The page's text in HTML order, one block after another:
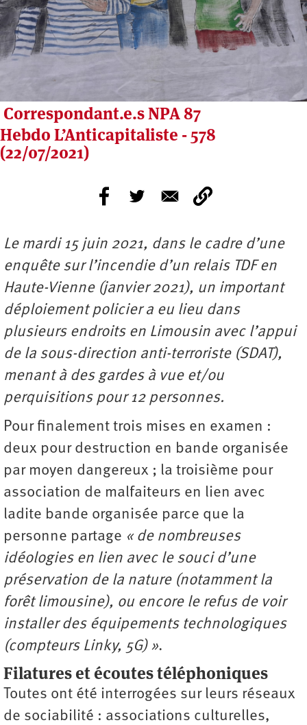
Correspondant.e.s NPA 87
Hebdo L’Anticapitaliste - 578
(22/07/2021)
Le mardi 15 juin 2021, dans le cadre d’une
enquête sur l’incendie d’un relais TDF en
Haute-Vienne (janvier 2021), un important
déploiement policier a eu lieu dans
plusieurs endroits en Limousin avec l’appui
de la sous-direction anti-terroriste (SDAT),
menant à des gardes à vue et/ou
perquisitions pour 12 personnes.
Pour finalement trois mises en examen :
deux pour destruction en bande organisée
par moyen dangereux ; la troisième pour
association de malfaiteurs en lien avec
ladite bande organisée parce que la
personne partage « de nombreuses
idéologies en lien avec le souci d’une
préservation de la nature (notamment la
forêt limousine), ou encore le refus de voir
installer des équipements technologiques
(compteurs Linky, 5G) ».
Filatures et écoutes téléphoniques
Toutes ont été interrogées sur leurs réseaux
de sociabilité : associations culturelles,